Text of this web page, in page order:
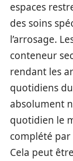
espaces
des soins
l’arrosage.
conteneur
rendant les
quotidiens
absolument
quotidien le
complété
Cela peut